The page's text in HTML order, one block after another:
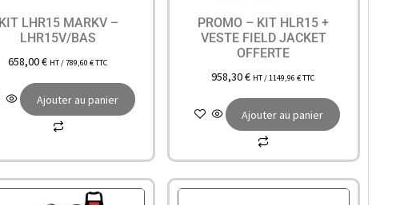
KIT LHR15 MARKV –
LHR15V/BAS
658,00€ HT /789,60€TTC
Ajouter au panier
PROMO – KIT HLR15 +
VESTE FIELD JACKET
OFFERTE
958,30€ HT /1149,96€TTC
Ajouter au panier